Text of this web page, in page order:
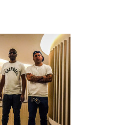
d’origine